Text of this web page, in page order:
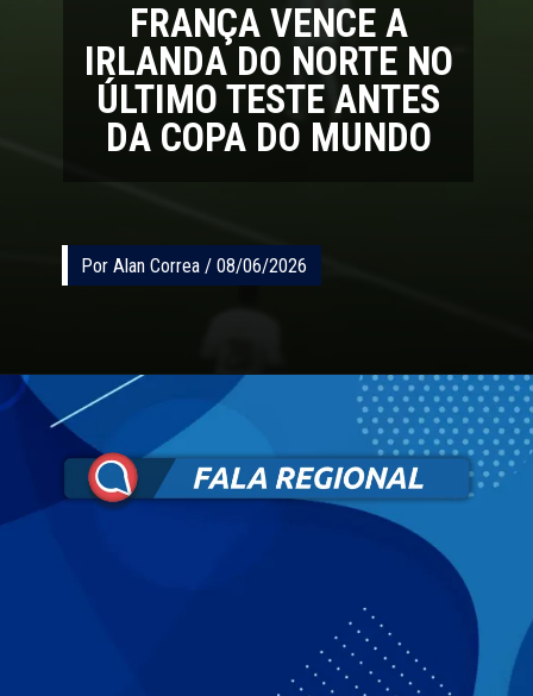
Por Alan Correa / 08/06/2026
Por Alan Correa / 08/06/2026
FRANÇA VENCE A
IRLANDA DO NORTE NO
ÚLTIMO TESTE ANTES
DA COPA DO MUNDO